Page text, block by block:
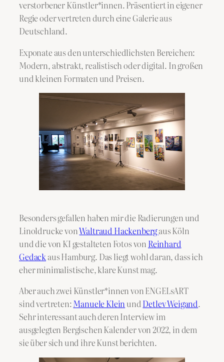
verstorbener Künstler*innen. Präsentiert in eigener
Regie oder vertreten durch eine Galerie aus
Deutschland.
Exponate aus den unterschiedlichsten Bereichen:
Modern, abstrakt, realistisch oder digital. In großen
und kleinen Formaten und Preisen.
Besonders gefallen haben mir die Radierungen und
Linoldrucke vonWaltraud Hackenbergaus Köln
und die von KI gestalteten Fotos von Reinhard
Gedackaus Hamburg. Das liegt wohl daran, dass ich
eher minimalistische, klare Kunst mag.
Aber auch zwei Künstler*innen von ENGELsART
sind vertreten:Manuele Klein undDetlev Weigand.
Sehr interessant auch deren Interview im
ausgelegten Bergischen Kalender von 2022, in dem
sie über sich und ihre Kunst berichten.